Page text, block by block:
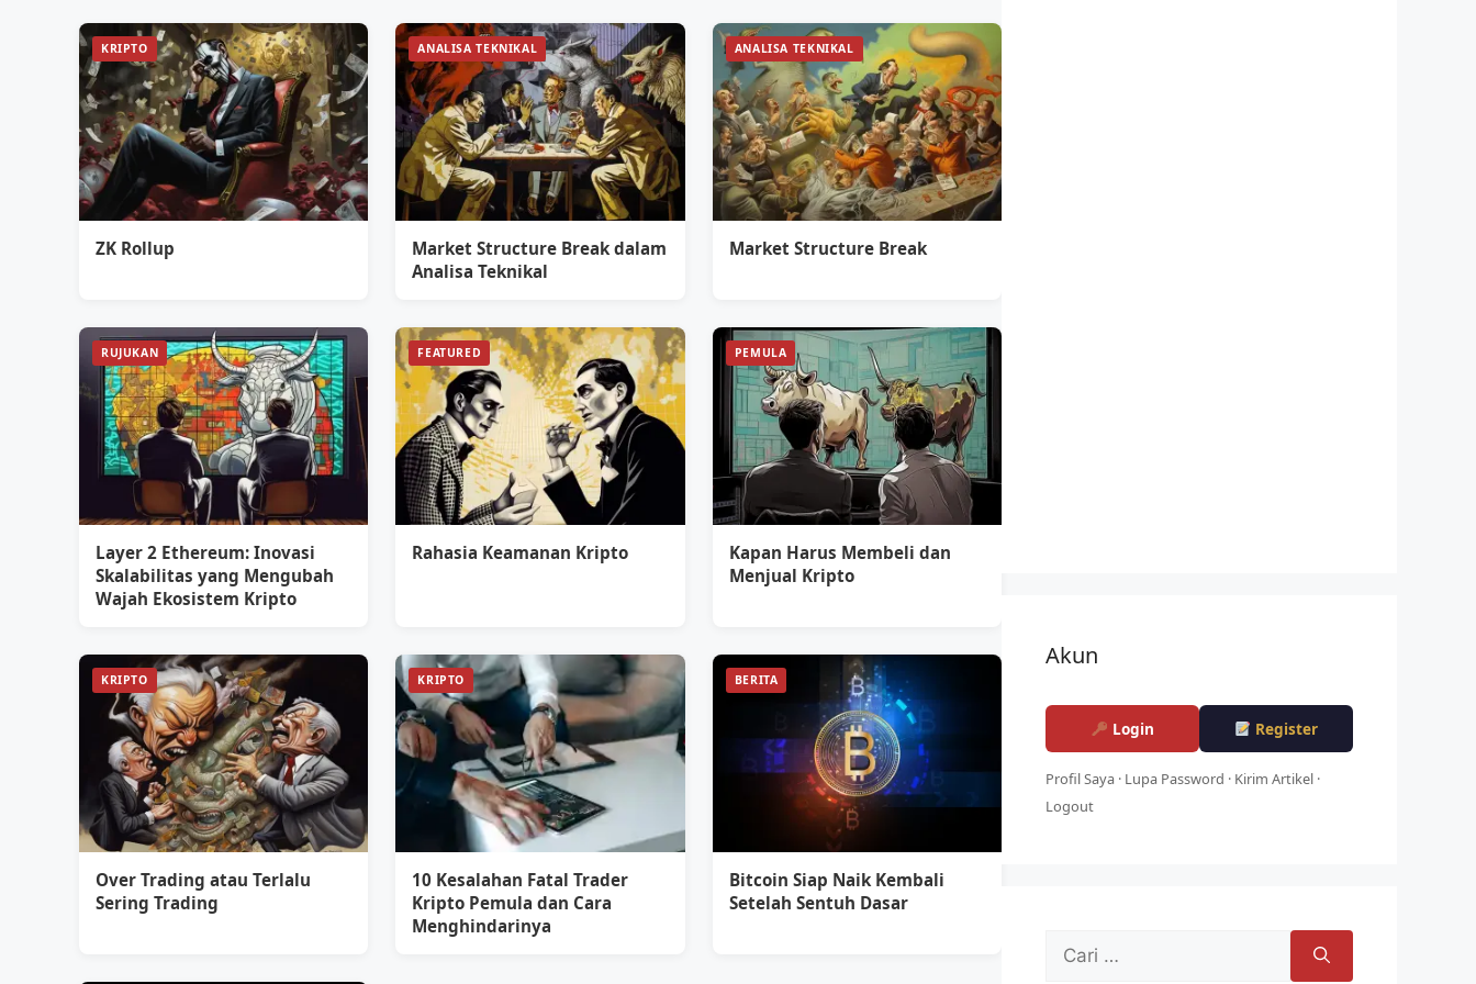
KRIPTO
ZK Rollup
ANALISA TEKNIKAL
Market Structure Break dalam
Analisa Teknikal
ANALISA TEKNIKAL
Market Structure Break
RUJUKAN
Layer 2 Ethereum: Inovasi
Skalabilitas yang Mengubah
Wajah Ekosistem Kripto
FEATURED
Rahasia Keamanan Kripto
PEMULA
Kapan Harus Membeli dan
Menjual Kripto
KRIPTO
Over Trading atau Terlalu
Sering Trading
KRIPTO
10 Kesalahan Fatal Trader
Kripto Pemula dan Cara
Menghindarinya
BERITA
Bitcoin Siap Naik Kembali
Setelah Sentuh Dasar
Akun
Login Register
Profil Saya · Lupa Password · Kirim Artikel ·
Logout
Cari